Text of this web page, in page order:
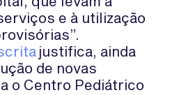
e à utilização
justifica, ainda
de novas
o Centro Pediátrico